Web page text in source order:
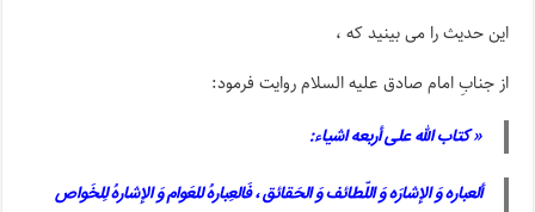
این حدیث را می بینید که ،
از جنابِ امام صادق علیه السلام روایت فرمود:
« کتاب الله علی أربعه اشیاء:
ألعباره وَ الإشارَه وَ اللّطائف وَ الحَقائق ، فَالعِبارهُ للعَوام وَ الإشارهُ لِلخَواص